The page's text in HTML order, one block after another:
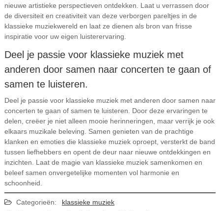
nieuwe artistieke perspectieven ontdekken. Laat u verrassen door
de diversiteit en creativiteit van deze verborgen pareltjes in de
klassieke muziekwereld en laat ze dienen als bron van frisse
inspiratie voor uw eigen luisterervaring.
Deel je passie voor klassieke muziek met
anderen door samen naar concerten te gaan of
samen te luisteren.
Deel je passie voor klassieke muziek met anderen door samen naar
concerten te gaan of samen te luisteren. Door deze ervaringen te
delen, creëer je niet alleen mooie herinneringen, maar verrijk je ook
elkaars muzikale beleving. Samen genieten van de prachtige
klanken en emoties die klassieke muziek oproept, versterkt de band
tussen liefhebbers en opent de deur naar nieuwe ontdekkingen en
inzichten. Laat de magie van klassieke muziek samenkomen en
beleef samen onvergetelijke momenten vol harmonie en
schoonheid.
Categorieën:
klassieke muziek